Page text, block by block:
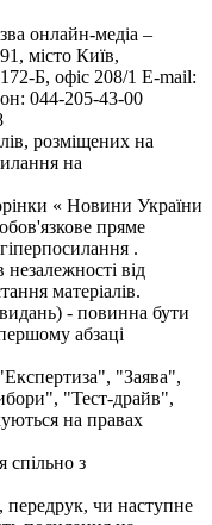
онлайн-медіа –
місто Київ,
Б, офіс 208/1 E-mail:
044-205-43-00
розміщених на
на
« Новини України
пряме
.
від
матеріалів.
- повинна бути
абзаці
"Заява",
"Тест-драйв",
на правах
спільно з
передрук, чи наступне